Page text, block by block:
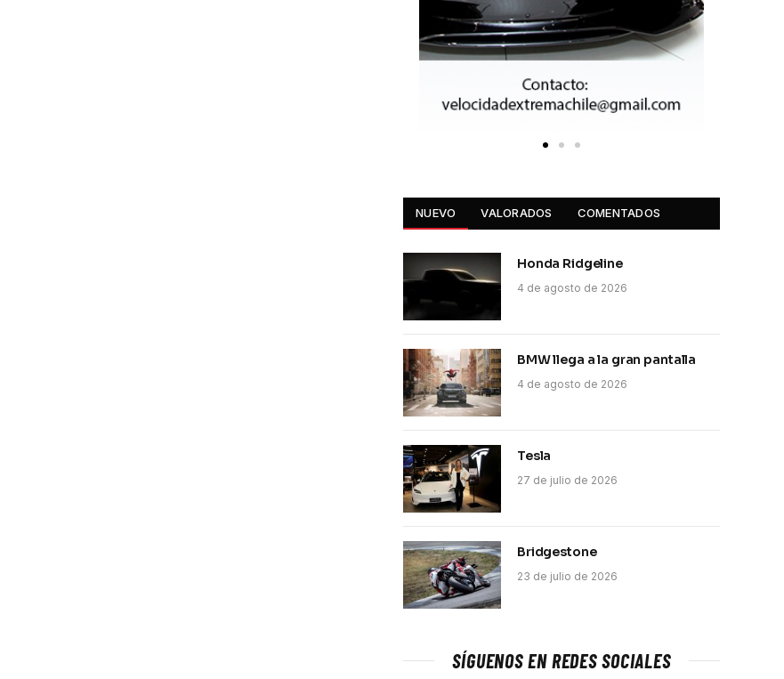
NUEVO VALORADOS COMENTADOS
Honda Ridgeline
4 de agosto de 2026
BMW llega a la gran pantalla
4 de agosto de 2026
Tesla
27 de julio de 2026
Bridgestone
23 de julio de 2026
SÍGUENOS EN REDES SOCIALES